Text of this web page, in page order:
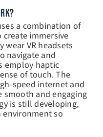
a combination of
create immersive
wear VR headsets
navigate and
employ haptic
of touch. The
speed internet and
and engaging
is still developing,
environment so